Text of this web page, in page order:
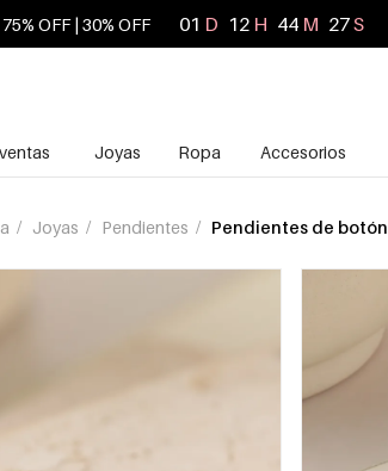
OFF | 30% OFF 01 D 12 H 44 M 25S
Joyas Ropa Accesorios
/ Joyas / Pendientes / Pendientes de botón